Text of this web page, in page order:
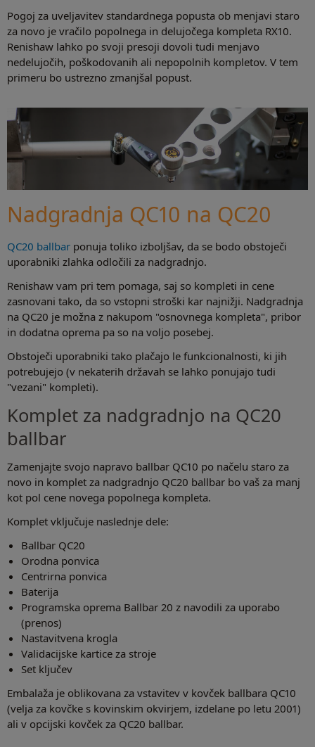
Pogoj za uveljavitev standardnega popusta ob menjavi staro
za novo je vračilo popolnega in delujočega kompleta RX10.
Renishaw lahko po svoji presoji dovoli tudi menjavo
nedelujočih, poškodovanih ali nepopolnih kompletov. V tem
primeru bo ustrezno zmanjšal popust.
Nadgradnja QC10 na QC20
QC20 ballbar ponuja toliko izboljšav, da se bodo obstoječi
uporabniki zlahka odločili za nadgradnjo.
Renishaw vam pri tem pomaga, saj so kompleti in cene
zasnovani tako, da so vstopni stroški kar najnižji. Nadgradnja
na QC20 je možna z nakupom "osnovnega kompleta", pribor
in dodatna oprema pa so na voljo posebej.
Obstoječi uporabniki tako plačajo le funkcionalnosti, ki jih
potrebujejo (v nekaterih državah se lahko ponujajo tudi
"vezani" kompleti).
Komplet za nadgradnjo na QC20
ballbar
Zamenjajte svojo napravo ballbar QC10 po načelu staro za
novo in komplet za nadgradnjo QC20 ballbar bo vaš za manj
kot pol cene novega popolnega kompleta.
Komplet vključuje naslednje dele:
Ballbar QC20
Orodna ponvica
Centrirna ponvica
Baterija
Programska oprema Ballbar 20 z navodili za uporabo
(prenos)
Nastavitvena krogla
Validacijske kartice za stroje
Set ključev
Embalaža je oblikovana za vstavitev v kovček ballbara QC10
(velja za kovčke s kovinskim okvirjem, izdelane po letu 2001)
ali v opcijski kovček za QC20 ballbar.